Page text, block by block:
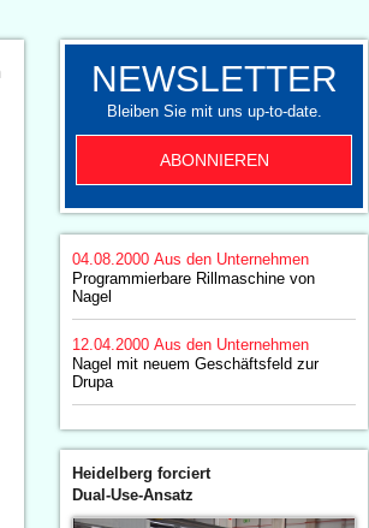
NEWSLETTER
Bleiben Sie mit uns up-to-date.
ABONNIEREN
04.08.2000 Aus den Unternehmen
Programmierbare Rillmaschine von
Nagel
12.04.2000 Aus den Unternehmen
Nagel mit neuem Geschäftsfeld zur
Drupa
Heidelberg forciert
Dual-Use-Ansatz